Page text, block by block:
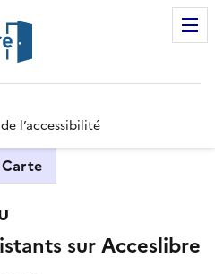
l’accessibilité
Carte
sur Acceslibre